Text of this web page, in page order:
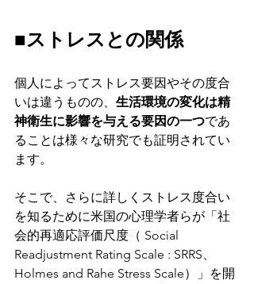
■ストレスとの関係
個人によってストレス要因やその度合
いは違うものの、 生活環境の変化は精
神衛生に影響を与える要因の一つであ
ることは様々な研究でも証明されてい
ます。
そこで、さらに詳しくストレス度合い
を知るために米国の心理学者らが「社
会的再適応評価尺度（ Social
Readjustment Rating Scale : SRRS、
Holmes and Rahe Stress Scale）」を開